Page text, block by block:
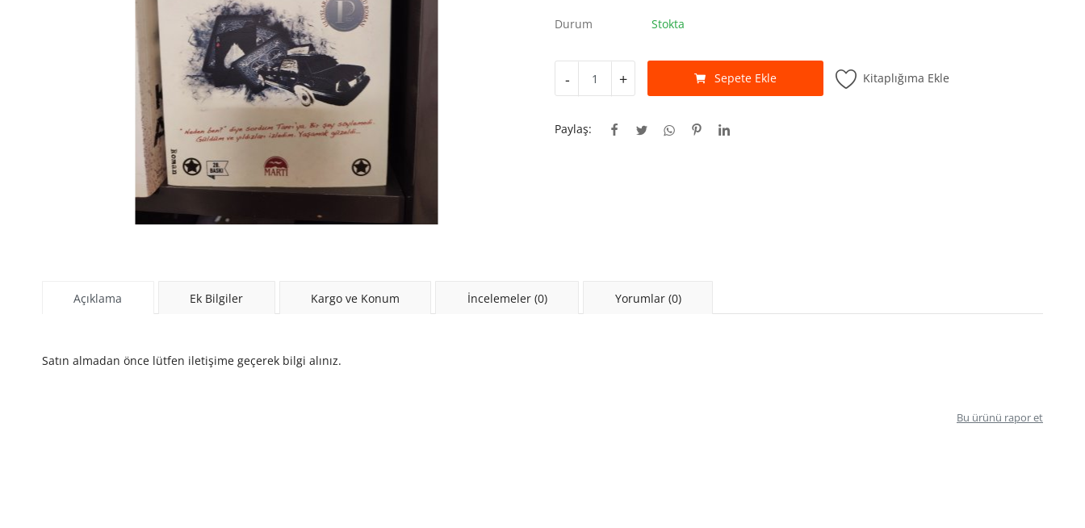
Durum Stokta
- + Sepete Ekle Kitaplığıma Ekle
Paylaş:
Açıklama Ek Bilgiler Kargo ve Konum İncelemeler (0) Yorumlar (0)
Satın almadan önce lütfen iletişime geçerek bilgi alınız.
Bu ürünü rapor et